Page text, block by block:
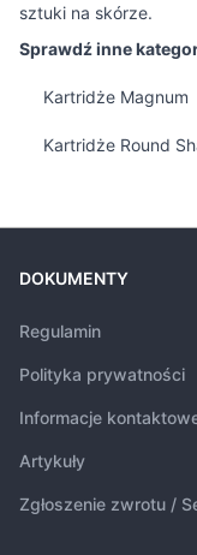
sztuki na skórze.
Sprawdź inne
Kartridże Magnum
Kartridże Round
DOKUMENTY
Regulamin
Polityka prywatności
Informacje
Artykuły
Zgłoszenie zwrotu /